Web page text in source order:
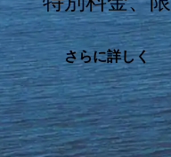
さらに詳しく